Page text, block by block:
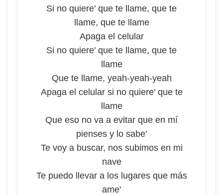
Si no quiere' que te llame, que te
llame, que te llame
Apaga el celular
Si no quiere' que te llame, que te
llame
Que te llame, yeah-yeah-yeah
Apaga el celular si no quiere' que te
llame
Que eso no va a evitar que en mí
pienses y lo sabe'
Te voy a buscar, nos subimos en mi
nave
Te puedo llevar a los lugares que más
ame'